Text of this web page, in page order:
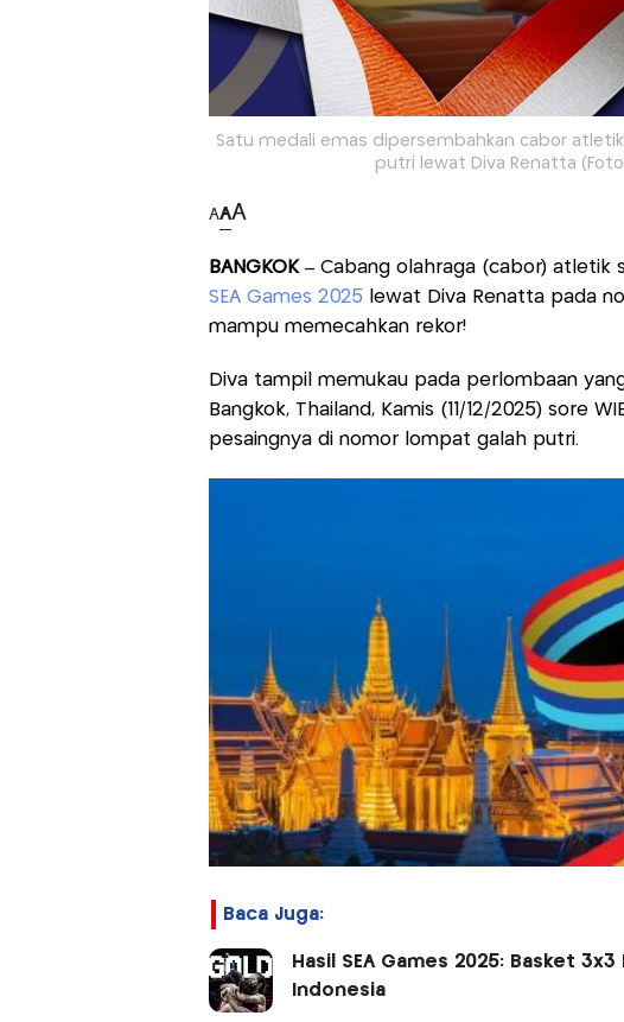
Satu medali emas dipersembahkan cabor
putri lewat Diva Renatta
AAA
BANGKOK –Cabang olahraga (cabor) atletik
SEA Games 2025 lewat Diva Renatta pada
mampu memecahkan rekor!
Diva tampil memukau pada perlombaan
Bangkok, Thailand, Kamis (11/12/2025) sore
pesaingnya di nomor lompat galah putri.
Baca Juga:
Hasil SEA Games 2025: Basket
Indonesia